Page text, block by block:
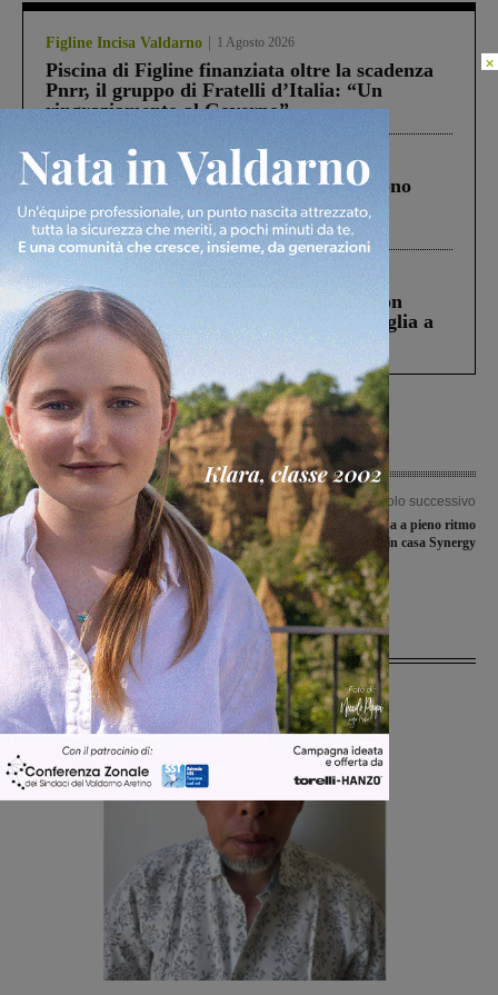
Figline Incisa Valdarno 1 Agosto 2026
Piscina di Figline finanziata oltre la scadenza
Pnrr, il gruppo di Fratelli d’Italia: “Un
ringraziamento al Governo”
Cronaca 4 Agosto 2026
Un anno fa la strage in A1 in cui morirono
Gianni, Giulia e Franco. Lo schianto, il
processo, lo stop ai sorpassi fra tir....
Cronaca 3 Agosto 2026
Scomparso da una struttura di Castiglion
Fiorentino l’uomo che aveva ucciso la figlia a
Levane nel 2020
Articolo precedente
Si lavora in casa rossoblù: la squadra
in vista dei trentaduesimi di Coppa
Italia, la società per cercare di
spostare il derby a un giorno festivo
Articolo successivo
Con settembre ripresa a pieno ritmo
l’attività in casa Synergy
Ultime Notizie
×